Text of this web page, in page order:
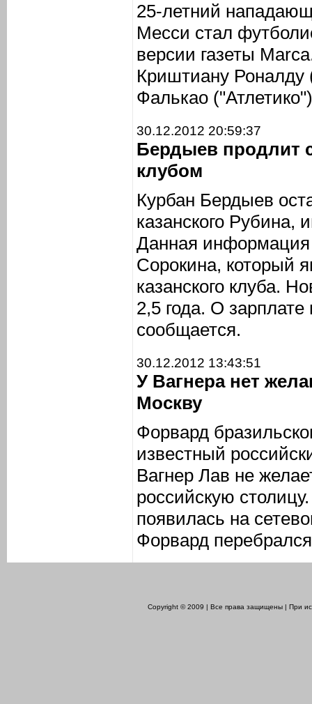
25-летний
Месси стал
версии газеты
Криштиану
Фалькао
30.12.2012 20:59:37
Бердыев продлит
клубом
Курбан Бердыев
казанского
Данная информация
Сорокина, который
казанского клуба.
2,5 года. О
сообщается.
30.12.2012 13:43:51
У Вагнера нет
Москву
Форвард
известный
Вагнер Лав не
российскую
появилась на
Форвард
Copyright © 2009 | Все права защищены | При